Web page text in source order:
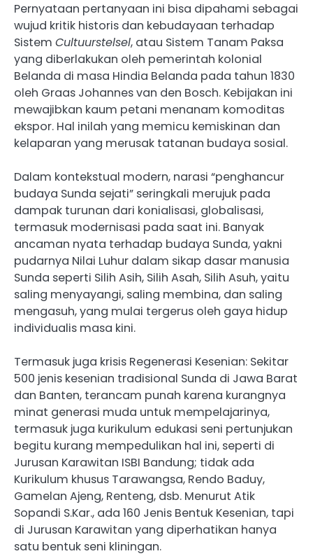
Pernyataan pertanyaan ini bisa dipahami sebagai
wujud kritik historis dan kebudayaan terhadap
Sistem Cultuurstelsel, atau Sistem Tanam Paksa
yang diberlakukan oleh pemerintah kolonial
Belanda di masa Hindia Belanda pada tahun 1830
oleh Graas Johannes van den Bosch. Kebijakan ini
mewajibkan kaum petani menanam komoditas
ekspor. Hal inilah yang memicu kemiskinan dan
kelaparan yang merusak tatanan budaya sosial.
Dalam kontekstual modern, narasi “penghancur
budaya Sunda sejati” seringkali merujuk pada
dampak turunan dari konialisasi, globalisasi,
termasuk modernisasi pada saat ini. Banyak
ancaman nyata terhadap budaya Sunda, yakni
pudarnya Nilai Luhur dalam sikap dasar manusia
Sunda seperti Silih Asih, Silih Asah, Silih Asuh, yaitu
saling menyayangi, saling membina, dan saling
mengasuh, yang mulai tergerus oleh gaya hidup
individualis masa kini.
Termasuk juga krisis Regenerasi Kesenian: Sekitar
500 jenis kesenian tradisional Sunda di Jawa Barat
dan Banten, terancam punah karena kurangnya
minat generasi muda untuk mempelajarinya,
termasuk juga kurikulum edukasi seni pertunjukan
begitu kurang mempedulikan hal ini, seperti di
Jurusan Karawitan ISBI Bandung; tidak ada
Kurikulum khusus Tarawangsa, Rendo Baduy,
Gamelan Ajeng, Renteng, dsb. Menurut Atik
Sopandi S.Kar., ada 160 Jenis Bentuk Kesenian, tapi
di Jurusan Karawitan yang diperhatikan hanya
satu bentuk seni kliningan.